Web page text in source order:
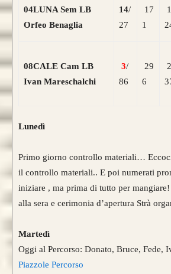
04LUNA Sem LB
Orfeo Benaglia
14/
27
17
1
1
08CALE Cam LB
Ivan Mareschalchi
3/
86
29
6
2
Lunedì
Primo giorno controllo materiali…
il controllo materiali.. E poi numerati
iniziare , ma prima di tutto per
alla sera e cerimonia d’apertura Strà
Martedì
Oggi al Percorso: Donato, Bruce, Fede,
Piazzole Percorso